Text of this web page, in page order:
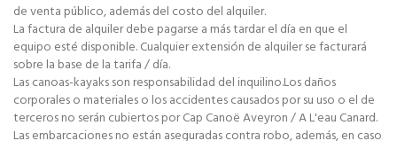
de venta público, además del costo del alquiler.
La factura de alquiler debe pagarse a más tardar el día en que el
equipo esté disponible. Cualquier extensión de alquiler se facturará
sobre la base de la tarifa / día.
Las canoas-kayaks son responsabilidad del inquilino.Los daños
corporales o materiales o los accidentes causados por su uso o el de
terceros no serán cubiertos por Cap Canoë Aveyron / A L'eau Canard.
Las embarcaciones no están aseguradas contra robo, además, en caso